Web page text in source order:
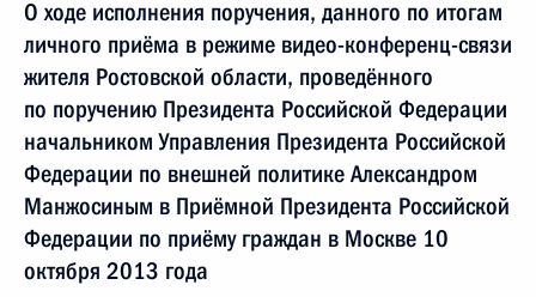
О ходе исполнения поручения, данного по итогам
личного приёма в режиме видео-конференц-связи
жителя Ростовской области, проведённого
по поручению Президента Российской Федерации
начальником Управления Президента Российской
Федерации по внешней политике Александром
Манжосиным в Приёмной Президента Российской
Федерации по приёму граждан в Москве 10
октября 2013 года